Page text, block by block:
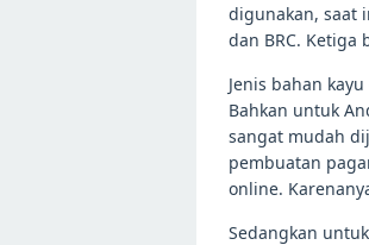
digunakan, saat
dan BRC.
Jenis bahan
Bahkan untuk
sangat mudah
pembuatan
online.
Sedangkan